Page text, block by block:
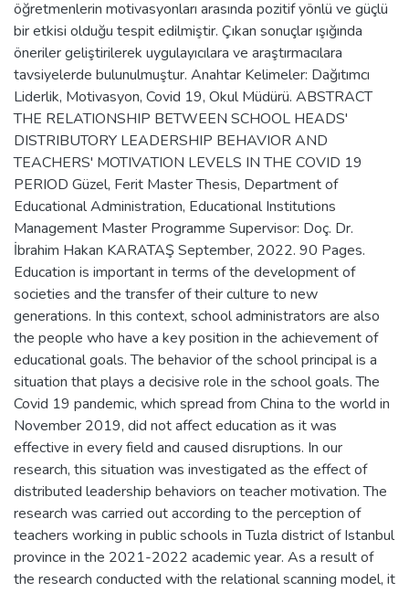
öğretmenlerin motivasyonları arasında pozitif yönlü ve güçlü
bir etkisi olduğu tespit edilmiştir. Çıkan sonuçlar ışığında
öneriler geliştirilerek uygulayıcılara ve araştırmacılara
tavsiyelerde bulunulmuştur. Anahtar Kelimeler: Dağıtımcı
Liderlik, Motivasyon, Covid 19, Okul Müdürü. ABSTRACT
THE RELATIONSHIP BETWEEN SCHOOL HEADS'
DISTRIBUTORY LEADERSHIP BEHAVIOR AND
TEACHERS' MOTIVATION LEVELS IN THE COVID 19
PERIOD Güzel, Ferit Master Thesis, Department of
Educational Administration, Educational Institutions
Management Master Programme Supervisor: Doç. Dr.
İbrahim Hakan KARATAŞ September, 2022. 90 Pages.
Education is important in terms of the development of
societies and the transfer of their culture to new
generations. In this context, school administrators are also
the people who have a key position in the achievement of
educational goals. The behavior of the school principal is a
situation that plays a decisive role in the school goals. The
Covid 19 pandemic, which spread from China to the world in
November 2019, did not affect education as it was
effective in every field and caused disruptions. In our
research, this situation was investigated as the effect of
distributed leadership behaviors on teacher motivation. The
research was carried out according to the perception of
teachers working in public schools in Tuzla district of Istanbul
province in the 2021-2022 academic year. As a result of
the research conducted with the relational scanning model, it